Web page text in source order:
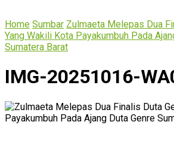
Home Sumbar Zulmaeta Melepas Dua
Yang Wakili Kota Payakumbuh Pada
Sumatera Barat
IMG-20251016-